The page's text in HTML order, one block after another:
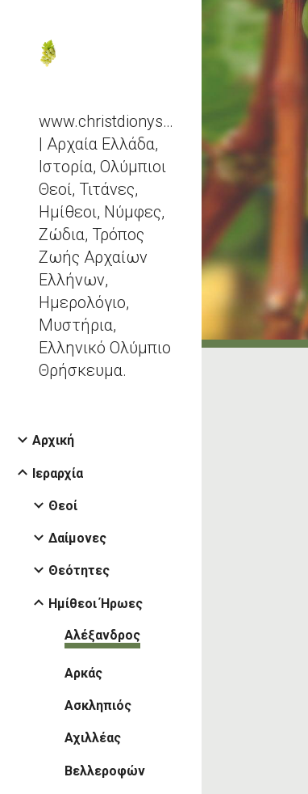
www.christdionysos.com
| Αρχαία Ελλάδα,
Ιστορία, Ολύμπιοι
Θεοί, Τιτάνες,
Ημίθεοι, Νύμφες,
Ζώδια, Τρόπος
Ζωής Αρχαίων
Ελλήνων,
Ημερολόγιο,
Μυστήρια,
Ελληνικό Ολύμπιο
Θρήσκευμα.
Αρχική
Ιεραρχία
Θεοί
Δαίμονες
Θεότητες
Ημίθεοι Ήρωες
Αλέξανδρος
Αρκάς
Ασκληπιός
Αχιλλέας
Βελλεροφών